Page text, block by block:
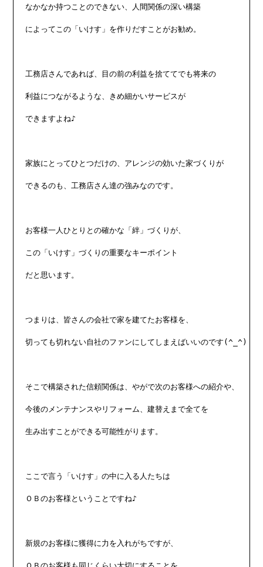
なかなか持つことのできない、人間関係の深い構築
によってこの「いけす」を作りだすことがお勧め。
工務店さんであれば、目の前の利益を捨ててでも将来の
利益につながるような、きめ細かいサービスが
できますよね♪
家族にとってひとつだけの、アレンジの効いた家づくりが
できるのも、工務店さん達の強みなのです。
お客様一人ひとりとの確かな「絆」づくりが、
この「いけす」づくりの重要なキーポイント
だと思います。
つまりは、皆さんの会社で家を建てたお客様を、
切っても切れない自社のファンにしてしまえばいいのです(^_^)
そこで構築された信頼関係は、やがで次のお客様への紹介や、
今後のメンテナンスやリフォーム、建替えまで全てを
生み出すことができる可能性がります。
ここで言う「いけす」の中に入る人たちは
ＯＢのお客様ということですね♪
新規のお客様に獲得に力を入れがちですが、